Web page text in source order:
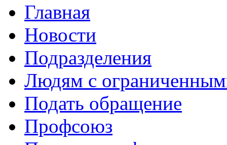
Главная
Новости
Подразделения
Людям с
Подать обращение
Профсоюз